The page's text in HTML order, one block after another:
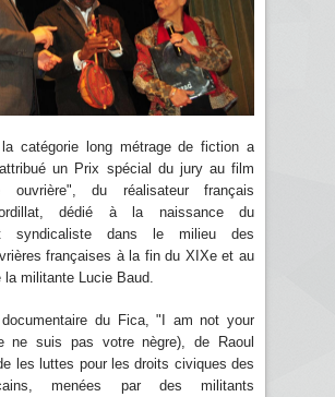
catégorie long métrage de fiction a
un Prix spécial du jury au film
ouvrière", du réalisateur français
dédié à la naissance du
syndicaliste dans le milieu des
françaises à la fin du XIXe et au
la militante Lucie Baud.
du Fica, "I am not your
ne suis pas votre nègre), de Raoul
les luttes pour les droits civiques des
menées par des militants